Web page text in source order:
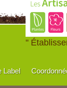
"
Label